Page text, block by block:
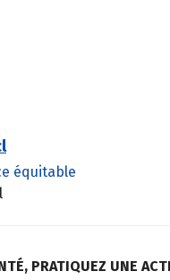
équitable
PRATIQUEZ UNE